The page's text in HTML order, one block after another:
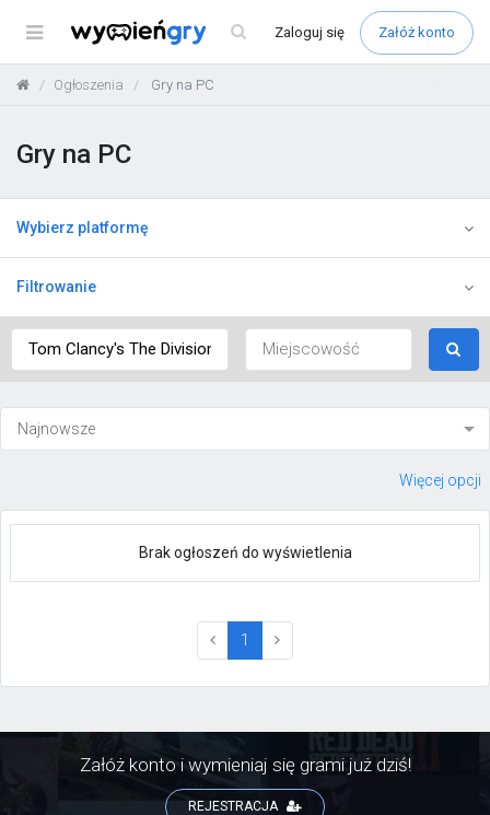
Menu Zaloguj się Załóż konto
Ogłoszenia Gry na PC
Gry na PC
Wybierz platformę
Filtrowanie
Więcej opcji
Brak ogłoszeń do wyświetlenia
1 (current)
Załóż konto i wymieniaj się grami już dziś!
REJESTRACJA